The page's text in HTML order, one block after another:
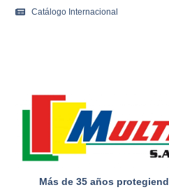
Más de 35 años
Catálogo Internacional